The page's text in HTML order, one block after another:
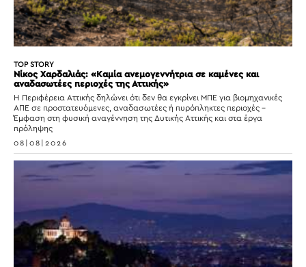
TOP STORY
Νίκος Χαρδαλιάς: «Καμία ανεμογεννήτρια σε καμένες και
αναδασωτέες περιοχές της Αττικής»
Η Περιφέρεια Αττικής δηλώνει ότι δεν θα εγκρίνει ΜΠΕ για βιομηχανικές
ΑΠΕ σε προστατευόμενες, αναδασωτέες ή πυρόπληκτες περιοχές –
Έμφαση στη φυσική αναγέννηση της Δυτικής Αττικής και στα έργα
πρόληψης
08|08|2026